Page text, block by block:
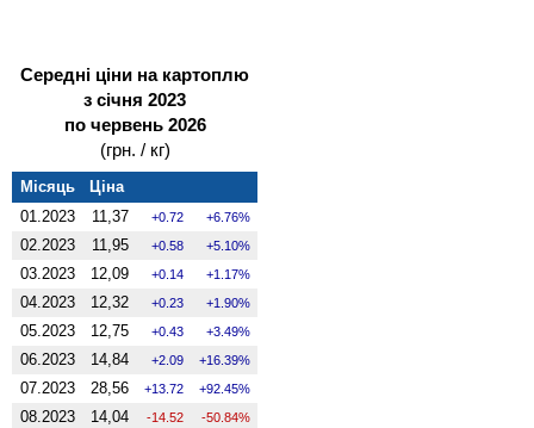
Середні ціни на картоплю
з січня 2023
по червень 2026
(грн. / кг)
Місяць
Ціна
01.2023
11,37 0.72 6.76%
02.2023 11,95 0.58 5.10%
03.2023 12,09 0.14 1.17%
04.2023 12,32 0.23 1.90%
05.2023 12,75 0.43 3.49%
06.2023 14,84 2.09 16.39%
07.2023 28,56 13.72 92.45%
08.2023 14,04 -14.52 -50.84%